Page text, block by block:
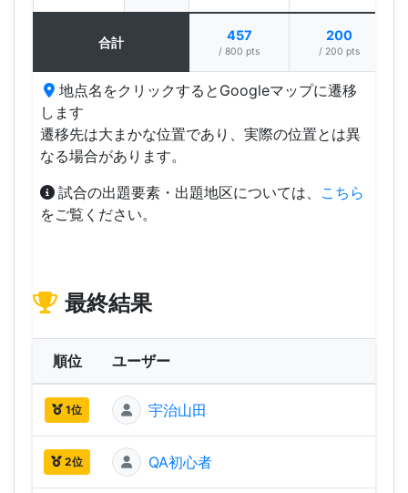
合計 457
/ 800 pts
200
/ 200 pts
地点名をクリックするとGoogleマップに遷移
します
遷移先は大まかな位置であり、実際の位置とは異
なる場合があります。
試合の出題要素・出題地区については、 こちら
をご覧ください。
最終結果
順位 ユーザー
1位 宇治山田
2位 QA初心者